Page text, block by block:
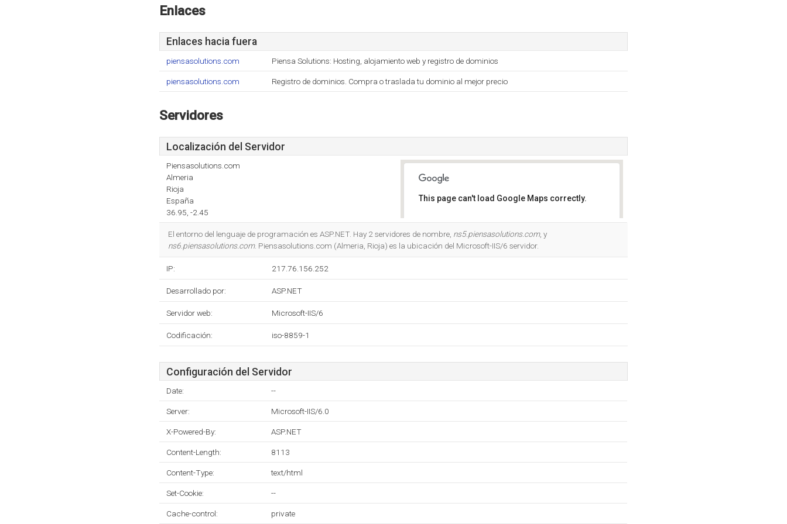
Enlaces
Enlaces hacia fuera
piensasolutions.com Piensa Solutions: Hosting, alojamiento web y registro de dominios
piensasolutions.com Registro de dominios. Compra o traslada tu dominio al mejor precio
Servidores
Localización del Servidor
Piensasolutions.com
Almeria
Rioja
España
36.95, -2.45
This page can't load Google Maps correctly.
El entorno del lenguaje de programación es ASP.NET. Hay 2 servidores de nombre, ns5.piensasolutions.com, y
ns6.piensasolutions.com. Piensasolutions.com (Almeria, Rioja) es la ubicación del Microsoft-IIS/6 servidor.
IP: 217.76.156.252
Desarrollado por: ASP.NET
Servidor web: Microsoft-IIS/6
Codificación: iso-8859-1
Configuración del Servidor
Date: --
Server: Microsoft-IIS/6.0
X-Powered-By: ASP.NET
Content-Length: 8113
Content-Type: text/html
Set-Cookie: --
Cache-control: private